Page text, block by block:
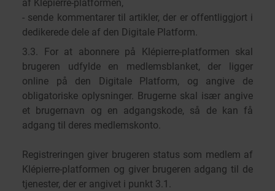
af Klépierre-platformen,
- sende kommentarer til artikler, der er offentliggjort i
dedikerede dele af den Digitale Platform.
3.3. For at abonnere på Klépierre-platformen skal
brugeren udfylde en medlemsblanket, der ligger
online på den Digitale Platform, og angive de
obligatoriske oplysninger. Brugerne skal især angive
et brugernavn og en adgangskode, så de kan få
adgang til deres medlemskonto.
Registreringen giver brugeren status som medlem af
Klépierre-platformen og giver brugeren adgang til de
tjenester, der er angivet i punkt 3.1.